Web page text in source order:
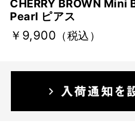
CHERRY BROWN
Pearl ピアス
￥9,900 （税込）